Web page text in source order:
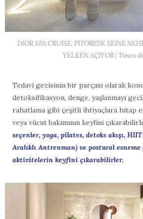
DIOR SPA CRUISE, PITORESK SEINE
YELKEN AÇIYOR | Times
Tedavi gezisinin bir parçası olarak
detoksifikasyon, denge, yaşlanmayı
rahatlama gibi çeşitli ihtiyaçlara hitap
veya vücut bakımının keyfini
seçenler, yoga, pilates, detoks akışı,
Aralıklı Antrenman) ve postural
aktivitelerin keyfini çıkarabilirler.